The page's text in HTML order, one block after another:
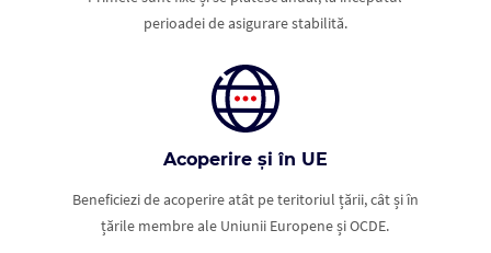
perioadei de asigurare stabilită.
Acoperire și în UE
Beneficiezi de acoperire atât pe teritoriul țării, cât și în
țările membre ale Uniunii Europene și OCDE.